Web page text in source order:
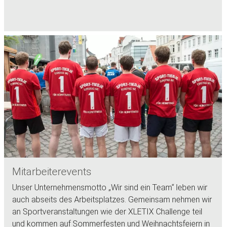
Mitarbeiterevents
Unser Unternehmensmotto „Wir sind ein Team“ leben wir
auch abseits des Arbeitsplatzes. Gemeinsam nehmen wir
an Sportveranstaltungen wie der XLETIX Challenge teil
und kommen auf Sommerfesten und Weihnachtsfeiern in